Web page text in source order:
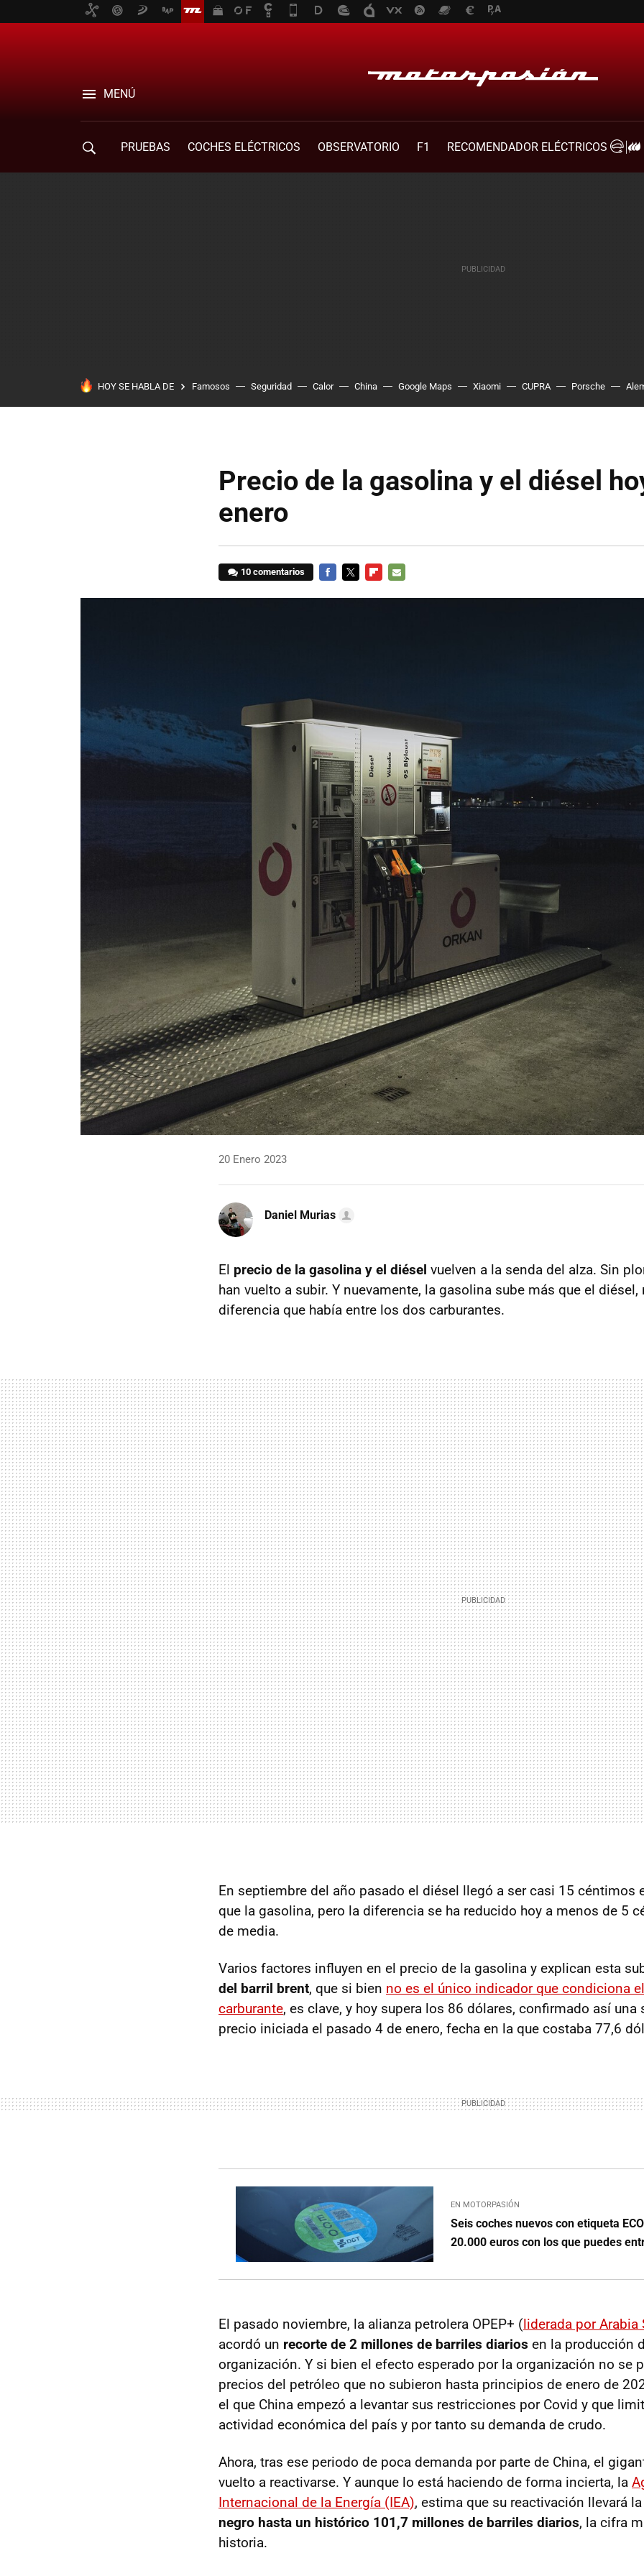
MENÚ
PRUEBAS COCHES ELÉCTRICOS OBSERVATORIO F1
RECOMENDADOR ELÉCTRICOS
HOY SE HABLA DE Famosos Seguridad Calor China Google Maps Xiaomi CUPRA Porsche
Precio de la gasolina y el diésel
enero
10 comentarios
20 Enero 2023
Daniel Murias
El precio de la gasolina y el diésel vuelven a la senda del alza. Sin
han vuelto a subir. Y nuevamente, la gasolina sube más que el
diferencia que había entre los dos carburantes.
En septiembre del año pasado el diésel llegó a ser casi 15 céntimos
que la gasolina, pero la diferencia se ha reducido hoy a menos de 5
de media.
Varios factores influyen en el precio de la gasolina y explican esta
del barril brent, que si bien no es el único indicador que condiciona
carburante, es clave, y hoy supera los 86 dólares, confirmado así una
precio iniciada el pasado 4 de enero, fecha en la que costaba 77,6
EN MOTORPASIÓN
Seis coches nuevos con etiqueta
20.000 euros con los que puedes
El pasado noviembre, la alianza petrolera OPEP+ (liderada por Arabia
acordó un recorte de 2 millones de barriles diarios en la producción
organización. Y si bien el efecto esperado por la organización no se
precios del petróleo que no subieron hasta principios de enero de
el que China empezó a levantar sus restricciones por Covid y que
actividad económica del país y por tanto su demanda de crudo.
Ahora, tras ese periodo de poca demanda por parte de China, el
vuelto a reactivarse. Y aunque lo está haciendo de forma incierta, la
Internacional de la Energía (IEA), estima que su reactivación llevará la
negro hasta un histórico 101,7 millones de barriles diarios, la cifra
historia.